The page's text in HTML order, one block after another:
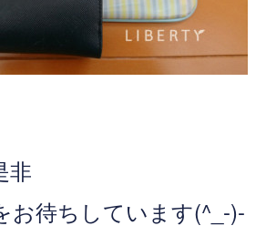
非
お待ちしています(^_-)-